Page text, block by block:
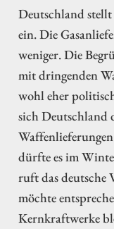
Deutschland
ein. Die
weniger. Die
mit dringenden
wohl eher
sich Deutschland
dürfte es im
ruft das deutsche
möchte
Kernkraftwerke